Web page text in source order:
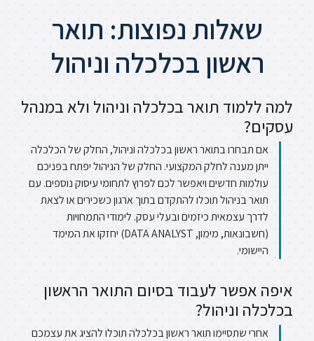
שאלות נפוצות: תואר
ראשון בכלכלה וניהול
למה ללמוד תואר בכלכלה וניהול ולא במנהל
עסקים?
אם תבחרו בתואר ראשון בכלכלה וניהול, החלק של הכלכלה
ייתן מענה לחלק המקצועי. החלק של הניהול יפתח בפניכם
עולמות חדשים ויאפשר לכם לפרוץ לתחומי עיסוק נוספים. עם
תואר בניהול תוכלו להתקדם בתוך ארגון כשכירים או לצאת
לדרך עצמאית כיזמים ובעלי עסק. לימודי התמחויות
(חשבונאות, מימון, DATA ANALYST) יחזקו את המימד
היישומי.
איפה אפשר לעבוד בסיום התואר הראשון
בכלכלה וניהול?
אחרי שתסיימו תואר ראשון בכלכלה תוכלו להציג את עצמכם